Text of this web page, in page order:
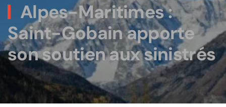
Alpes-Maritimes :
Saint-Gobain apporte
son soutien aux sinistrés